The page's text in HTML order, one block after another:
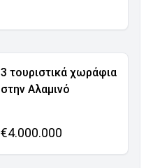
3 τουριστικά χωράφια
στην Αλαμινό
€4.000.000